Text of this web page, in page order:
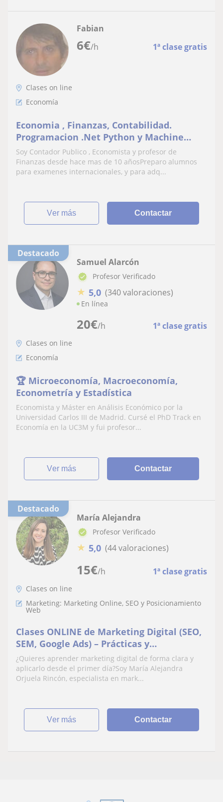
6€/h 1ª clase gratis
Fabian
Clases on line
Economía
Economia , Finanzas, Contabilidad.
Programacion .Net Python y Machine
Learning
Soy Contador Publico , Economista y profesor de
Finanzas desde hace mas de 10 añosPreparo alumnos
para examenes internacionales, y para adq...
ver más Contactar
Destacado
20€/h 1ª clase gratis
Samuel Alarcón
Profesor Verificado
★ 5,0 (340 valoraciones)
En línea
Clases on line
Economía
🏆 Microeconomía, Macroeconomía,
Econometría y Estadística
Economista y Máster en Análisis Económico por la
Universidad Carlos III de Madrid. Cursé el PhD Track en
Economía en la UC3M y fui profesor...
ver más Contactar
Destacado
15€/h 1ª clase gratis
María Alejandra
Profesor Verificado
★ 5,0 (44 valoraciones)
Clases on line
Marketing: Marketing Online, SEO y Posicionamiento
Web
Clases ONLINE de Marketing Digital (SEO,
SEM, Google Ads) – Prácticas y
Personalizadas
¿Quieres aprender marketing digital de forma clara y
aplicarlo desde el primer día?Soy María Alejandra
Orjuela Rincón, especialista en mark...
ver más Contactar